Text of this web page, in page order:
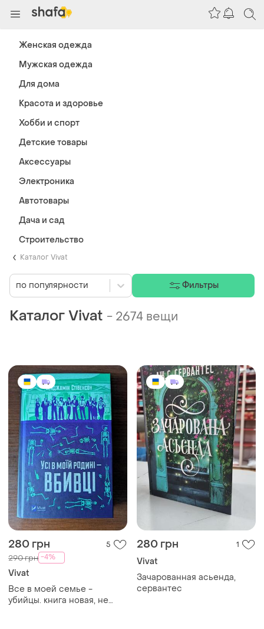
Каталог Vivat
Каталог Vivat - 2674 вещи
280 грн 5
290 грн -4%
Vivat
Все в моей семье -
убийцы. книга новая, не
280 грн 1
Vivat
Зачарованная асьенда,
сервантес
по популярности Фильтры
Женская одежда
Мужская одежда
Для дома
Красота и здоровье
Хобби и спорт
Детские товары
Аксессуары
Электроника
Автотовары
Дача и сад
Строительство